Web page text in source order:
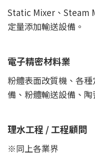
Static Mixer、Steam
定量添加輸送設備。
電子精密材料業
粉體表面改質機、各
備、粉體輸送設備、陶
理水工程 / 工程顧問
※同上各業界